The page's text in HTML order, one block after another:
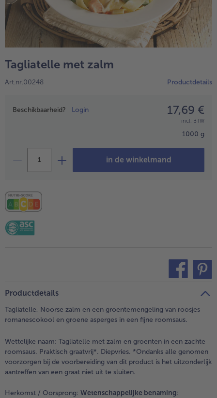
- 5 € bij aankoop van 7 maaltijden naar keuze
Tagliatelle met zalm
Art.nr.00248 Productdetails
Prijsopgave
Beschikbaarheid? Login 17,69 €
incl. BTW
1000 g
in de winkelmand
Productdetails
Tagliatelle, Noorse zalm en een groentemengeling van roosjes
romanescokool en groene asperges in een fijne roomsaus.
Wettelijke naam: Tagliatelle met zalm en groenten in een zachte
roomsaus. Praktisch graatvrij*. Diepvries. *Ondanks alle genomen
voorzorgen bij de voorbereiding van dit product is het uitzonderlijk
aantreffen van een graat niet uit te sluiten.
Herkomst / Oorsprong: Wetenschappelijke benaming: